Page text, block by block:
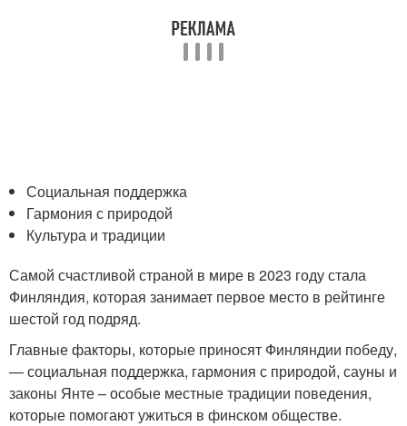
Социальная поддержка
Гармония с природой
Культура и традиции
Самой счастливой страной в мире в 2023 году стала
Финляндия, которая занимает первое место в рейтинге
шестой год подряд.
Главные факторы, которые приносят Финляндии победу,
— социальная поддержка, гармония с природой, сауны и
законы Янте – особые местные традиции поведения,
которые помогают ужиться в финском обществе.